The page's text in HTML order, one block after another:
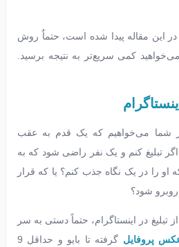
این مقاله پیدا شده است، حتماٌ روش
کمی سریع‌تر به نتیجه برسید.
شما می‌خواهیم که یک قدم به عقب
تبلیغ کنم و یک نفر راضی شود که به
او را در یک نگاه جذب کنم؟ یا که قرار
شود؟
در اینستاگرام، حتماً دستی به سر
پروفایل
گرفته تا بایو و حداقل 9